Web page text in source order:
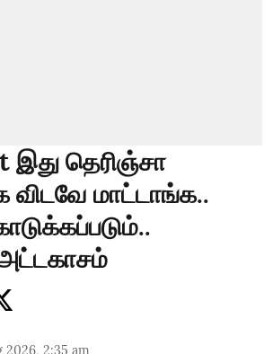
இது தெரிஞ்சா
விடவே மாட்டாங்க..
2026, 2:35 am